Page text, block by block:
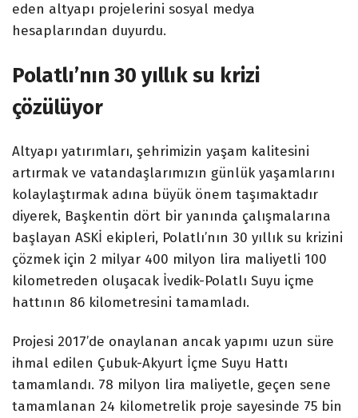
eden altyapı projelerini sosyal medya
hesaplarından duyurdu.
Polatlı’nın 30 yıllık su krizi
çözülüyor
Altyapı yatırımları, şehrimizin yaşam kalitesini
artırmak ve vatandaşlarımızın günlük yaşamlarını
kolaylaştırmak adına büyük önem taşımaktadır
diyerek, Başkentin dört bir yanında çalışmalarına
başlayan ASKİ ekipleri, Polatlı’nın 30 yıllık su krizini
çözmek için 2 milyar 400 milyon lira maliyetli 100
kilometreden oluşacak İvedik-Polatlı Suyu içme
hattının 86 kilometresini tamamladı.
Projesi 2017’de onaylanan ancak yapımı uzun süre
ihmal edilen Çubuk-Akyurt İçme Suyu Hattı
tamamlandı. 78 milyon lira maliyetle, geçen sene
tamamlanan 24 kilometrelik proje sayesinde 75 bin